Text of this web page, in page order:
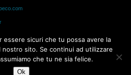
essere sicuri che tu possa avere la
nostro sito. Se continui ad utilizzare
che tu ne sia felice.
Ok